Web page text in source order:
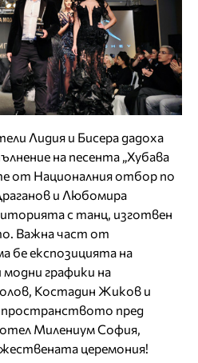
Лидия и Бисера дадоха
на песента „Хубава
от Националния отбор по
и Любомира
с танц, изготвен
Важна част от
бе експозицията на
графики на
Костадин Жиков и
пространството пред
Милениум София,
церемония!